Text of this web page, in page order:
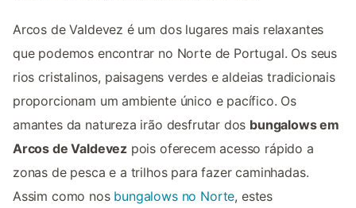
Arcos de Valdevez é um dos lugares mais relaxantes
que podemos encontrar no Norte de Portugal. Os seus
rios cristalinos, paisagens verdes e aldeias tradicionais
proporcionam um ambiente único e pacífico. Os
amantes da natureza irão desfrutar dos bungalows em
Arcos de Valdevez pois oferecem acesso rápido a
zonas de pesca e a trilhos para fazer caminhadas.
Assim como nos bungalows no Norte, estes